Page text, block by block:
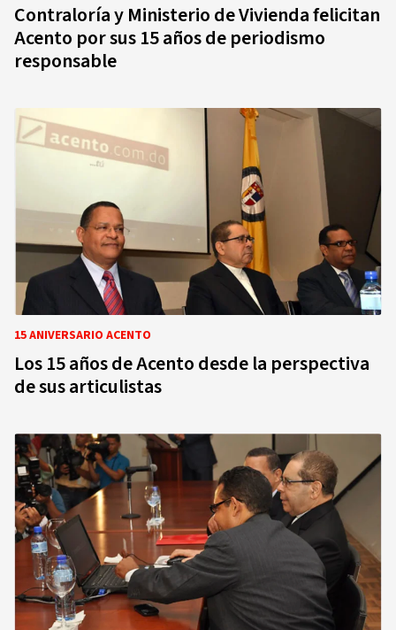
Contraloría y Ministerio de Vivienda felicitan
Acento por sus 15 años de periodismo
responsable
15 ANIVERSARIO ACENTO
Los 15 años de Acento desde la perspectiva
de sus articulistas